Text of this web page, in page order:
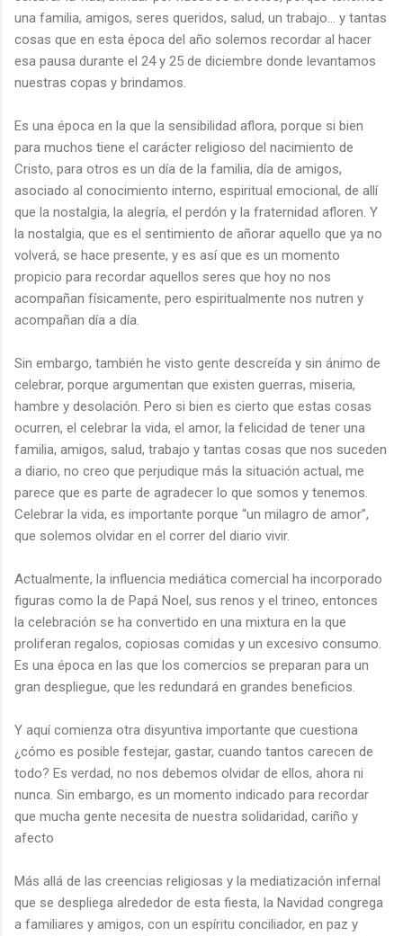
una familia, amigos, seres queridos, salud, un trabajo… y tantas
cosas que en esta época del año solemos recordar al hacer
esa pausa durante el 24 y 25 de diciembre donde levantamos
nuestras copas y brindamos.
Es una época en la que la sensibilidad aflora, porque si bien
para muchos tiene el carácter religioso del nacimiento de
Cristo, para otros es un día de la familia, día de amigos,
asociado al conocimiento interno, espiritual emocional, de allí
que la nostalgia, la alegría, el perdón y la fraternidad afloren. Y
la nostalgia, que es el sentimiento de añorar aquello que ya no
volverá, se hace presente, y es así que es un momento
propicio para recordar aquellos seres que hoy no nos
acompañan físicamente, pero espiritualmente nos nutren y
acompañan día a día.
Sin embargo, también he visto gente descreída y sin ánimo de
celebrar, porque argumentan que existen guerras, miseria,
hambre y desolación. Pero si bien es cierto que estas cosas
ocurren, el celebrar la vida, el amor, la felicidad de tener una
familia, amigos, salud, trabajo y tantas cosas que nos suceden
a diario, no creo que perjudique más la situación actual, me
parece que es parte de agradecer lo que somos y tenemos.
Celebrar la vida, es importante porque “un milagro de amor”,
que solemos olvidar en el correr del diario vivir.
Actualmente, la influencia mediática comercial ha incorporado
figuras como la de Papá Noel, sus renos y el trineo, entonces
la celebración se ha convertido en una mixtura en la que
proliferan regalos, copiosas comidas y un excesivo consumo.
Es una época en las que los comercios se preparan para un
gran despliegue, que les redundará en grandes beneficios.
Y aquí comienza otra disyuntiva importante que cuestiona
¿cómo es posible festejar, gastar, cuando tantos carecen de
todo? Es verdad, no nos debemos olvidar de ellos, ahora ni
nunca. Sin embargo, es un momento indicado para recordar
que mucha gente necesita de nuestra solidaridad, cariño y
afecto
Más allá de las creencias religiosas y la mediatización infernal
que se despliega alrededor de esta fiesta, la Navidad congrega
a familiares y amigos, con un espíritu conciliador, en paz y